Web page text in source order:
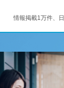
情報掲載1万件、